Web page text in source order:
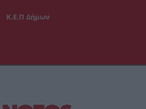
Κ.Ε.Π Δήμων